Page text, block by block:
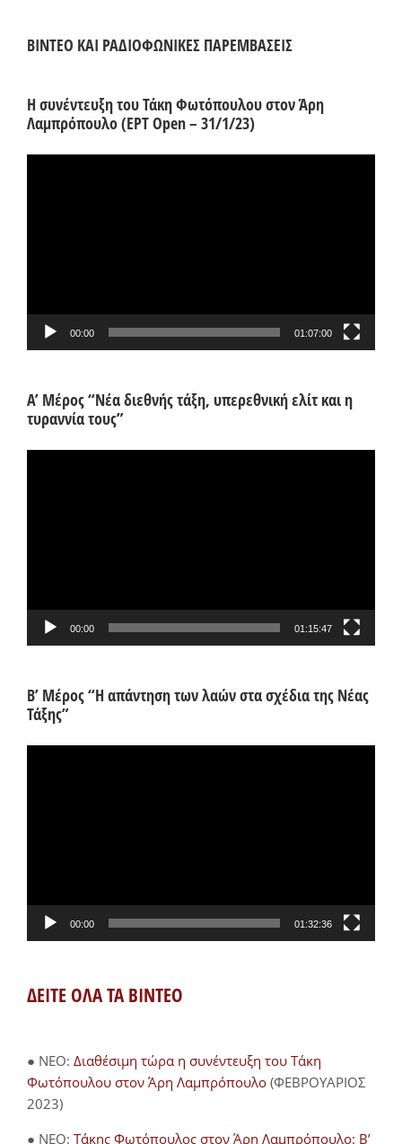
ΒΙΝΤΕΟ ΚΑΙ ΡΑΔΙΟΦΩΝΙΚΕΣ ΠΑΡΕΜΒΑΣΕΙΣ
Η συνέντευξη του Τάκη Φωτόπουλου στον Άρη
Λαμπρόπουλο (ΕΡΤ Open – 31/1/23)
00:00 01:07:00
Α’ Μέρος “Νέα διεθνής τάξη, υπερεθνική ελίτ και η
τυραννία τους”
00:00 01:15:47
Β’ Μέρος “Η απάντηση των λαών στα σχέδια της Νέας
Τάξης”
00:00 01:32:36
ΔΕΙΤΕ ΟΛΑ ΤΑ ΒΙΝΤΕΟ
● NEO: Διαθέσιμη τώρα η συνέντευξη του Τάκη
Φωτόπουλου στον Άρη Λαμπρόπουλο (ΦΕΒΡΟΥΑΡΙΟΣ
2023)
● NEO: Τάκης Φωτόπουλος στον Άρη Λαμπρόπουλο: Β’